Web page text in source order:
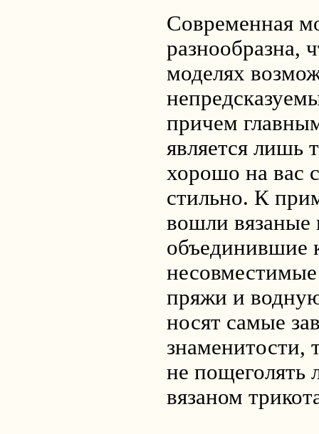
Современная
разнообразна,
моделях
причем
является лишь
хорошо на вас
стильно. К
вошли вязаные
объединившие
пряжи и
носят самые
знаменитости,
не пощеголять
вязаном